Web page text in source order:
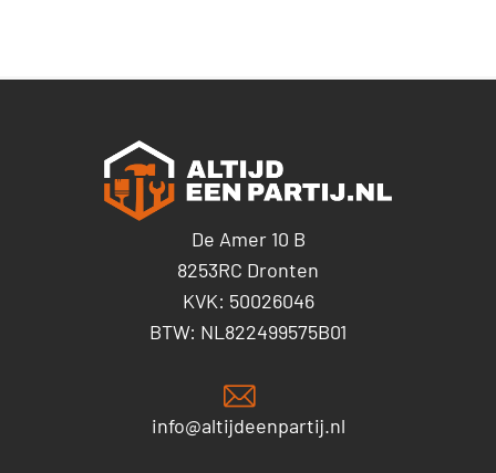
De Amer 10 B
8253RC Dronten
KVK: 50026046
BTW: NL822499575B01
info@altijdeenpartij.nl